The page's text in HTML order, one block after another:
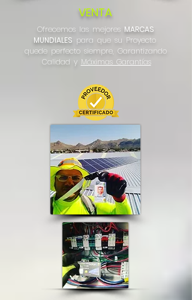
VENTA
Ofrecemos las mejores MARCAS
MUNDIALES para que su Proyecto
quede perfecto siempre, Garantizando
Calidad y Máximas Garantías